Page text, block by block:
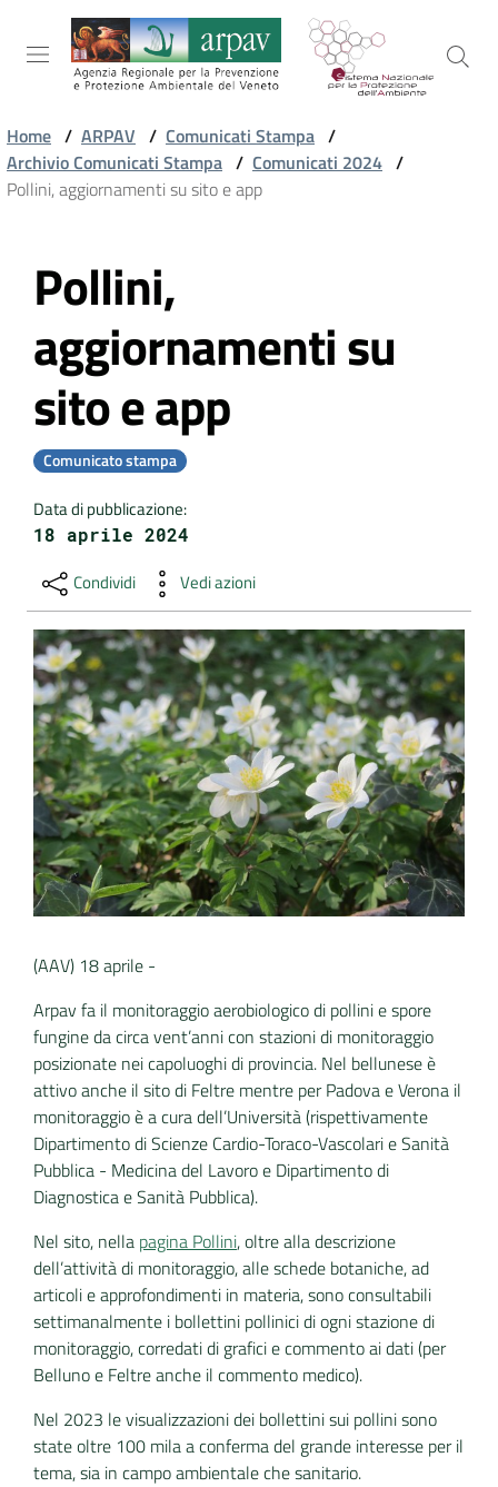
Salta al contenuto
Salta alla navigazione
Salta al footer
ARPAV
TEMI
AMBIENTALI
TERRITORIO
SERVIZI
DATI
AMBIENTALI
Seguici
su
Home / ARPAV / Comunicati Stampa /
Archivio Comunicati Stampa / Comunicati 2024 /
Pollini, aggiornamenti su sito e app
Vai al contenuto
Pollini,
aggiornamenti su
sito e app
Comunicato stampa
Data di pubblicazione:
18 aprile 2024
Condividi Vedi azioni
(AAV) 18 aprile -
Arpav fa il monitoraggio aerobiologico di pollini e spore
fungine da circa vent’anni con stazioni di monitoraggio
posizionate nei capoluoghi di provincia. Nel bellunese è
attivo anche il sito di Feltre mentre per Padova e Verona il
monitoraggio è a cura dell’Università (rispettivamente
Dipartimento di Scienze Cardio-Toraco-Vascolari e Sanità
Pubblica - Medicina del Lavoro e Dipartimento di
Diagnostica e Sanità Pubblica).
Nel sito, nella pagina Pollini, oltre alla descrizione
dell’attività di monitoraggio, alle schede botaniche, ad
articoli e approfondimenti in materia, sono consultabili
settimanalmente i bollettini pollinici di ogni stazione di
monitoraggio, corredati di grafici e commento ai dati (per
Belluno e Feltre anche il commento medico).
Nel 2023 le visualizzazioni dei bollettini sui pollini sono
state oltre 100 mila a conferma del grande interesse per il
tema, sia in campo ambientale che sanitario.